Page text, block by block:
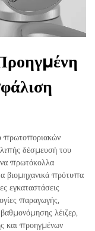
πρωτοποριακών
δέσμευσή του
πρωτόκολλα
βιομηχανικά πρότυπα
εγκαταστάσεις
παραγωγής,
λέιζερ,
και προηγμένων